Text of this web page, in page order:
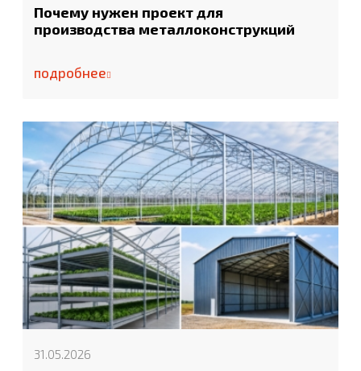
Почему нужен проект для
производства металлоконструкций
подробнее
31.05.2026